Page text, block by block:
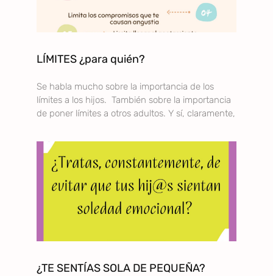
LÍMITES ¿para quién?
Se habla mucho sobre la importancia de los
límites a los hijos. También sobre la importancia
de poner límites a otros adultos. Y sí, claramente,
¿TE SENTÍAS SOLA DE PEQUEÑA?